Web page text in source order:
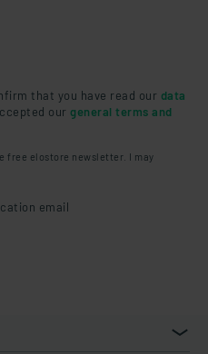
that you have read our data
our general terms and
free elostore newsletter. I may
email